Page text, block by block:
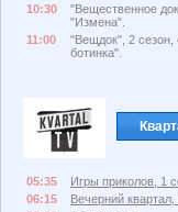
10:30
"Вещественное
"Измена".
11:00
"Вещдок", 2 сезон,
ботинка".
05:35
Игры приколов, 1
06:15
Вечерний